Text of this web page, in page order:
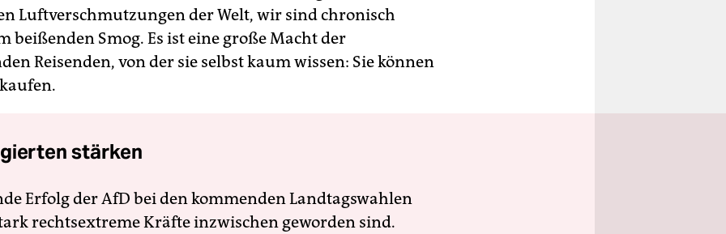
Luftverschmutzungen der Welt, wir sind chronisch
beißenden Smog. Es ist eine große Macht der
Reisenden, von der sie selbst kaum wissen: Sie können
stärken
Erfolg der AfD bei den kommenden Landtagswahlen
rechtsextreme Kräfte inzwischen geworden sind.